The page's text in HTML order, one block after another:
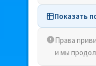
Показать
Права
и мы